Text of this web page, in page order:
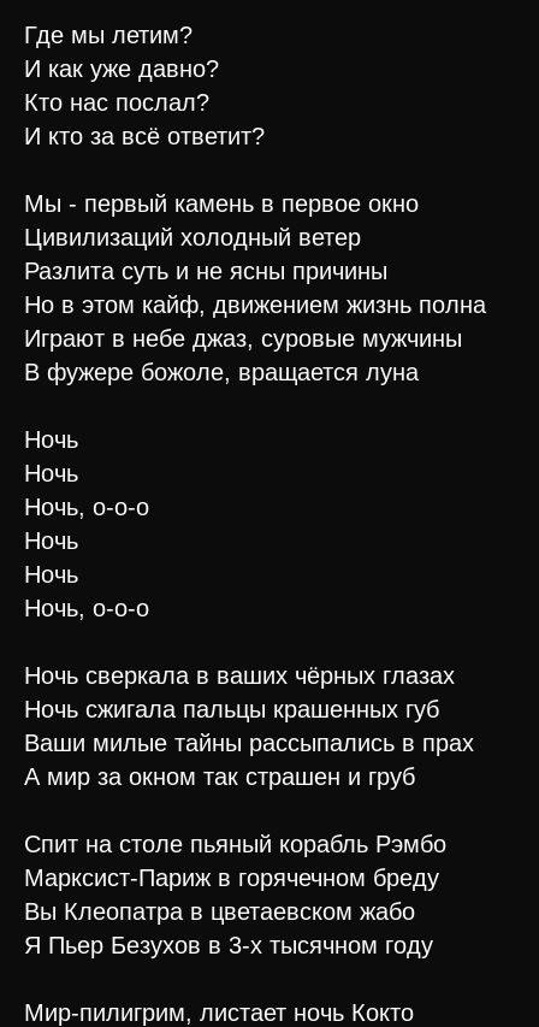
Где мы летим?
И как уже давно?
Кто нас послал?
И кто за всё ответит?
Мы - первый камень в первое окно
Цивилизаций холодный ветер
Разлита суть и не ясны причины
Но в этом кайф, движением жизнь полна
Играют в небе джаз, суровые мужчины
В фужере божоле, вращается луна
Ночь
Ночь
Ночь, о-о-о
Ночь
Ночь
Ночь, о-о-о
Ночь сверкала в ваших чёрных глазах
Ночь сжигала пальцы крашенных губ
Ваши милые тайны рассыпались в прах
А мир за окном так страшен и груб
Спит на столе пьяный корабль Рэмбо
Марксист-Париж в горячечном бреду
Вы Клеопатра в цветаевском жабо
Я Пьер Безухов в 3-х тысячном году
Мир-пилигрим, листает ночь Кокто